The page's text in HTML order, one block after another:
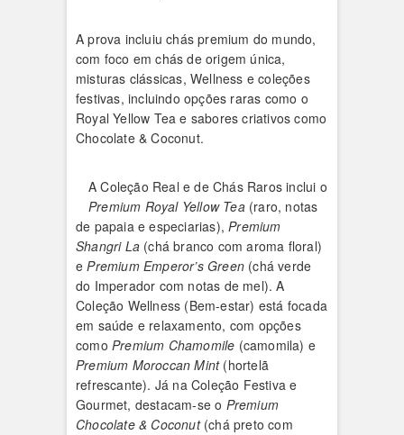
A prova incluiu chás premium do mundo,
com foco em chás de origem única,
misturas clássicas, Wellness e coleções
festivas, incluindo opções raras como o
Royal Yellow Tea e sabores criativos como
Chocolate & Coconut.
A Coleção Real e de Chás Raros inclui o
Premium Royal Yellow Tea(raro, notas
de papaia e especiarias),Premium
Shangri La (chá branco com aroma floral)
ePremium Emperor’s Green (chá verde
do Imperador com notas de mel). A
Coleção Wellness (Bem-estar) está focada
em saúde e relaxamento, com opções
como Premium Chamomile (camomila) e
Premium Moroccan Mint(hortelã
refrescante). Já na Coleção Festiva e
Gourmet, destacam-se o Premium
Chocolate & Coconut(chá preto com